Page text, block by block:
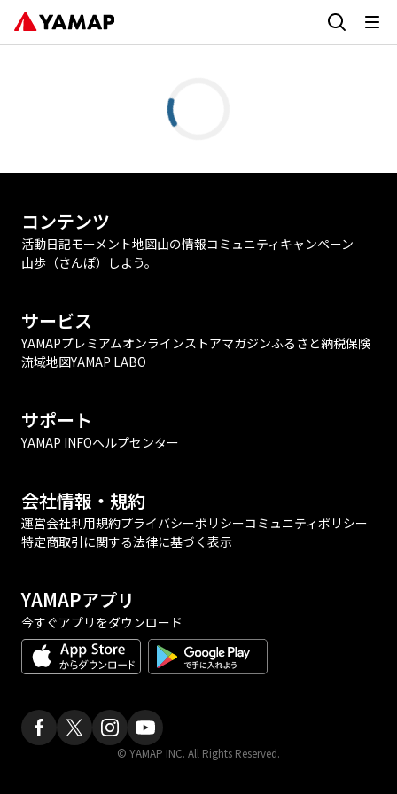
コンテンツ
活動日記モーメント地図山の情報コミュニティ キャンペーン
山歩（さんぽ）しよう。
サービス
YAMAPプレミアムオンラインストアマガジンふるさと納税保険
流域地図YAMAP LABO
サポート
YAMAP INFOヘルプセンター
会社情報・規約
運営会社利用規約プライバシーポリシーコミュニティポリシー
特定商取引に関する法律に基づく表示
YAMAPアプリ
今すぐアプリをダウンロード
© YAMAP INC. All Rights Reserved.